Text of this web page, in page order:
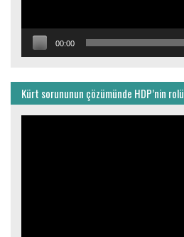
00:00
Kürt sorununun çözümünde HDP’nin rolü